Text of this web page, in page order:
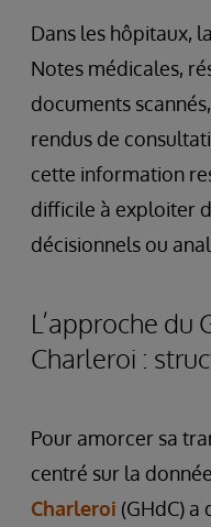
Dans les hôpitaux,
Notes médicales,
documents
rendus de
cette information
difficile à exploiter
décisionnels ou
L’approche du
Charleroi :
Pour amorcer sa
centré sur la
Charleroi (GHdC)